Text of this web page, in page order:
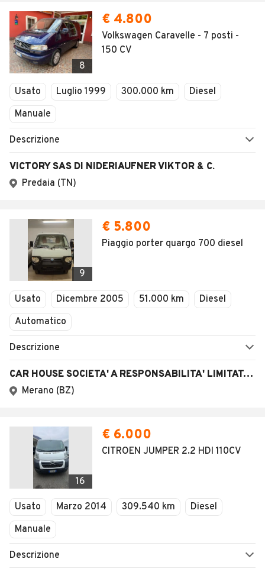
8
€ 4.800
Volkswagen Caravelle - 7 posti -
150 CV
Usato Luglio 1999 300.000 km
Diesel
Manuale
Descrizione
VICTORY SAS DI NIDERIAUFNER VIKTOR & C.
Predaia (TN)
9
€ 5.800
Piaggio porter quargo 700 diesel
Usato Dicembre 2005 51.000 km
Diesel
Automatico
Descrizione
CAR HOUSE SOCIETA' A RESPONSABILITA' LIMITATA SEMP
Merano (BZ)
16
€ 6.000
CITROEN JUMPER 2.2 HDI 110CV
Usato Marzo 2014 309.540 km
Diesel
Manuale
Descrizione